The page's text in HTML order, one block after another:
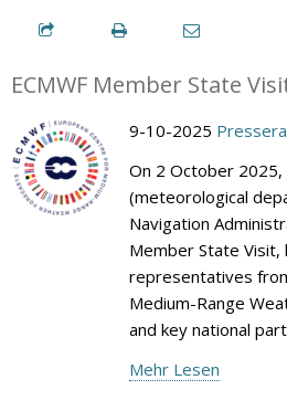
ECMWF Member State
9-10-2025
On 2 October
(meteorological
Navigation
Member State
representatives
Medium-Range
and key national
Mehr Lesen